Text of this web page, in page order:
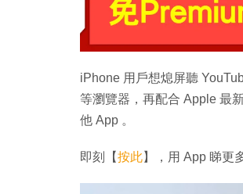
iPhone 用戶想熄屏聽
等瀏覽器，再配合 Apple 最
他 App 。
即刻【按此】，用 App 睇更
Link